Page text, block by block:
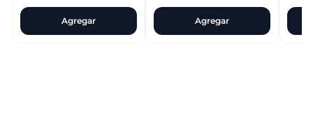
Agregar Agregar